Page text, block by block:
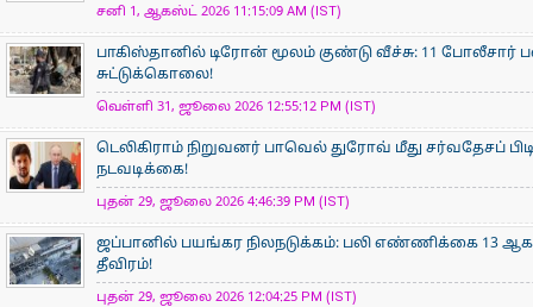
சனி 1, ஆகஸ்ட் 2026 11:15:09 AM (IST)
பாகிஸ்தானில் டிரோன் மூலம் குண்டு வீச்சு: 11 போலீசார்
சுட்டுக்கொலை!
வெள்ளி 31, ஜூலை 2026 12:55:12 PM (IST)
டெலிகிராம் நிறுவனர் பாவெல் துரோவ் மீது சர்வதேசப்
நடவடிக்கை!
புதன் 29, ஜூலை 2026 4:46:39 PM (IST)
ஜப்பானில் பயங்கர நிலநடுக்கம்: பலி எண்ணிக்கை 13 ஆக
தீவிரம்!
புதன் 29, ஜூலை 2026 12:04:25 PM (IST)